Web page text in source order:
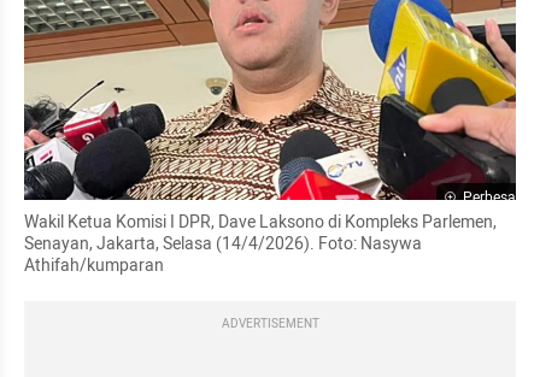
Perbesar
Wakil Ketua Komisi I DPR, Dave Laksono di Kompleks Parlemen,
Senayan, Jakarta, Selasa (14/4/2026). Foto: Nasywa
Athifah/kumparan
ADVERTISEMENT